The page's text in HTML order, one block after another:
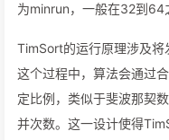
为minrun，一般在32到64
TimSort的运行原理涉及
这个过程中，算法会通过
定比例，类似于斐波那契
并次数。这一设计使得